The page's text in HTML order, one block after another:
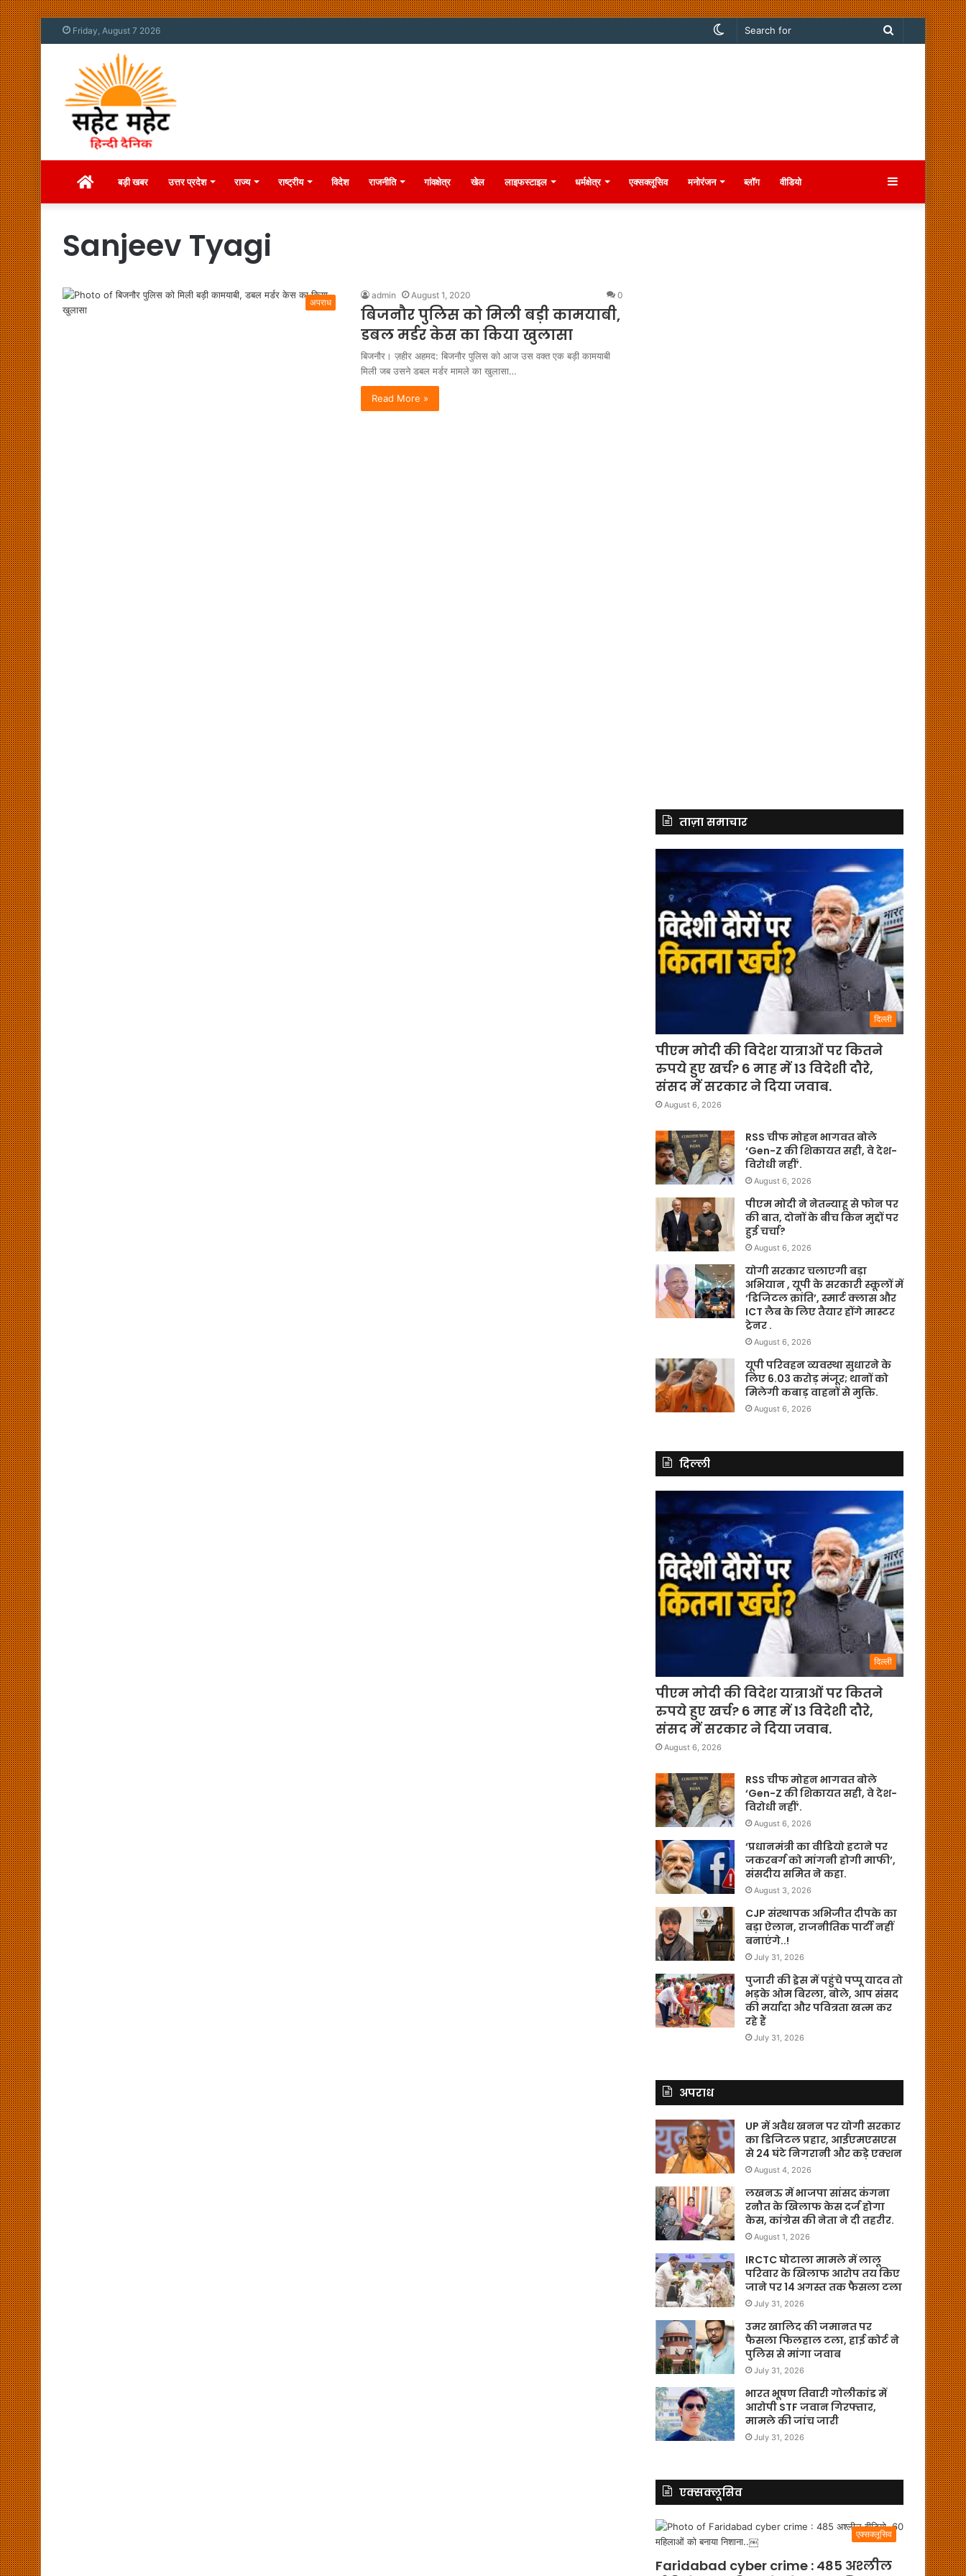
Friday, August 7 2026
Search
Switch
Homeबड़ी खबर उत्तर प्रदेश राज्य राष्ट्रीय विदेश राजनीति गांवक्षेत्र खेल लाइफस्टाइल धर्मक्षेत्र एक्सक्लूसिव मनोरंजन ब्लॉग वीडियो Sidebar
Sanjeev Tyagi
अपराध
admin August 1, 2020 0
बिजनौर पुलिस को मिली बड़ी कामयाबी,
डबल मर्डर केस का किया खुलासा
बिजनौर। ज़हीर अहमद: बिजनौर पुलिस को आज उस वक्त एक बड़ी कामयाबी
मिली जब उसने डबल मर्डर मामले का खुलासा…
Read More »
ताज़ा समाचार
दिल्ली
पीएम मोदी की विदेश यात्राओं पर कितने
रुपये हुए खर्च? 6 माह में 13 विदेशी दौरे,
संसद में सरकार ने दिया जवाब.
August 6, 2026
RSS चीफ मोहन भागवत बोले
‘Gen-Z की शिकायत सही, वे देश-
विरोधी नहीं’.
August 6, 2026
पीएम मोदी ने नेतन्याहू से फोन पर
की बात, दोनों के बीच किन मुद्दों पर
हुई चर्चा?
August 6, 2026
योगी सरकार चलाएगी बड़ा
अभियान , यूपी के सरकारी स्कूलों में
‘डिजिटल क्रांति’, स्मार्ट क्लास और
ICT लैब के लिए तैयार होंगे मास्टर
ट्रेनर .
August 6, 2026
यूपी परिवहन व्यवस्था सुधारने के
लिए 6.03 करोड़ मंजूर; थानों को
मिलेगी कबाड़ वाहनों से मुक्ति.
August 6, 2026
दिल्ली
दिल्ली
पीएम मोदी की विदेश यात्राओं पर कितने
रुपये हुए खर्च? 6 माह में 13 विदेशी दौरे,
संसद में सरकार ने दिया जवाब.
August 6, 2026
RSS चीफ मोहन भागवत बोले
‘Gen-Z की शिकायत सही, वे देश-
विरोधी नहीं’.
August 6, 2026
‘प्रधानमंत्री का वीडियो हटाने पर
जकरबर्ग को मांगनी होगी माफी’,
संसदीय समित ने कहा.
August 3, 2026
CJP संस्थापक अभिजीत दीपके का
बड़ा ऐलान, राजनीतिक पार्टी नहीं
बनाएंगे..!
July 31, 2026
पुजारी की ड्रेस में पहुंचे पप्पू यादव तो
भड़के ओम बिरला, बोले, आप संसद
की मर्यादा और पवित्रता खत्म कर
रहे हैं
July 31, 2026
अपराध
UP में अवैध खनन पर योगी सरकार
का डिजिटल प्रहार, आईएमएसएस
से 24 घंटे निगरानी और कड़े एक्शन
August 4, 2026
लखनऊ में भाजपा सांसद कंगना
रनौत के खिलाफ केस दर्ज होगा
केस, कांग्रेस की नेता ने दी तहरीर.
August 1, 2026
IRCTC घोटाला मामले में लालू
परिवार के खिलाफ आरोप तय किए
जाने पर 14 अगस्त तक फैसला टला
July 31, 2026
उमर खालिद की जमानत पर
फैसला फिलहाल टला, हाई कोर्ट ने
पुलिस से मांगा जवाब
July 31, 2026
भारत भूषण तिवारी गोलीकांड में
आरोपी STF जवान गिरफ्तार,
मामले की जांच जारी
July 31, 2026
एक्सक्लूसिव
एक्सक्लूसिव
Faridabad cyber crime : 485 अश्लील